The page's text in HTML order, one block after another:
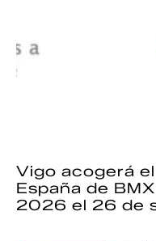
Vigo acogerá
España de
2026 el 26 de